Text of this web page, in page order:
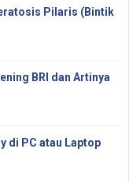
Pilaris (Bintik
BRI dan Artinya
di PC atau Laptop